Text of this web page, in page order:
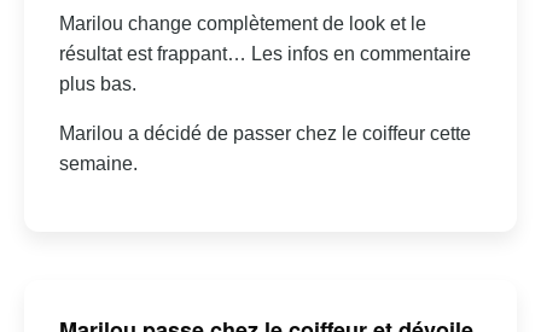
Marilou change complètement de look et le
résultat est frappant… Les infos en commentaire
plus bas.
Marilou a décidé de passer chez le coiffeur cette
semaine.